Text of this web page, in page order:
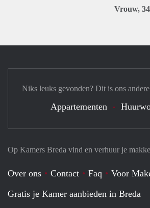
Vrouw,
Op Kamers Breda vind en verhuur je
Over ons Contact Faq
Voor
Gratis je Kamer aanbieden in Breda
Niks leuks gevonden? Dit is ons
Appartementen